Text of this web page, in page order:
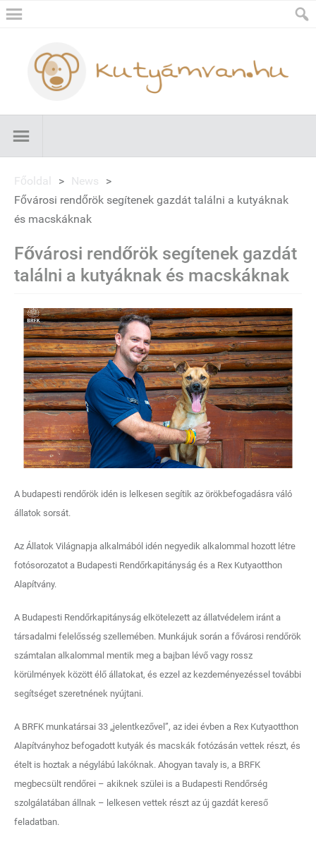
Főoldal > News
>
Fővárosi rendőrök segítenek gazdát találni a kutyáknak
és macskáknak
Fővárosi rendőrök segítenek gazdát
találni a kutyáknak és macskáknak
A budapesti rendőrök idén is lelkesen segítik az örökbefogadásra váló
állatok sorsát.
Az Állatok Világnapja alkalmából idén negyedik alkalommal hozott létre
fotósorozatot a Budapesti Rendőrkapitányság és a Rex Kutyaotthon
Alapítvány.
A Budapesti Rendőrkapitányság elkötelezett az állatvédelem iránt a
társadalmi felelősség szellemében. Munkájuk során a fővárosi rendőrök
számtalan alkalommal mentik meg a bajban lévő vagy rossz
körülmények között élő állatokat, és ezzel az kezdeményezéssel további
segítséget szeretnének nyújtani.
A BRFK munkatársai 33 „jelentkezővel”, az idei évben a Rex Kutyaotthon
Alapítványhoz befogadott kutyák és macskák fotózásán vettek részt, és
ételt is hoztak a négylábú lakóknak. Ahogyan tavaly is, a BRFK
megbecsült rendőrei – akiknek szülei is a Budapesti Rendőrség
szolgálatában állnak – lelkesen vettek részt az új gazdát kereső
feladatban.